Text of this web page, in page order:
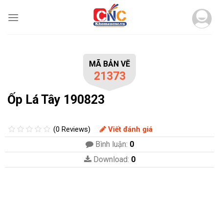
MÃ BẢN VẼ
21373
Ốp Lá Tây 190823
(0 Reviews) Viết đánh giá
Bình luận: 0
Download: 0